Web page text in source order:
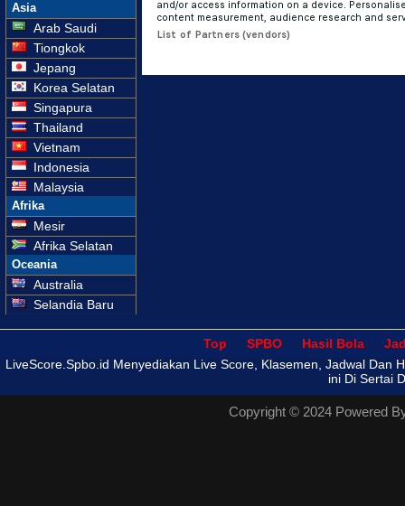
Asia
Arab Saudi
Tiongkok
Jepang
Korea Selatan
Singapura
Thailand
Vietnam
Indonesia
Malaysia
Afrika
Mesir
Afrika Selatan
Oceania
Australia
Selandia Baru
Top - - SPBO- - Hasil Bola- -
LiveScore.Spbo.id Menyediakan Live Score, Klasemen, Jadwal Dan
ini Di Sertai
Copyright © 2024 Powered